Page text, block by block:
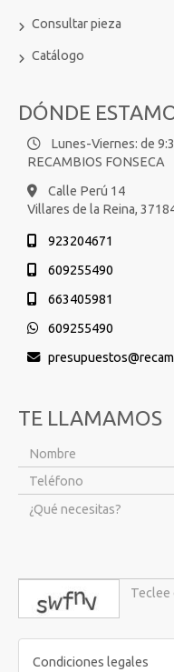
Consultar pieza
Catálogo
DÓNDE
Lunes-Viernes: de
RECAMBIOS FONSECA
Calle Perú 14
Villares de la Reina,
923204671
609255490
663405981
609255490
presupuestos
TE LLAMAMOS
captcha
Condiciones legales